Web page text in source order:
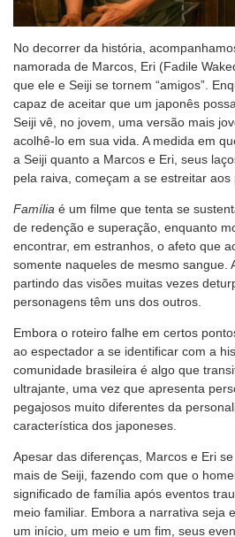
No decorrer da história,
namorada de Marcos, Eri (Fadile
que ele e Seiji se tornem “amigos”.
capaz de aceitar que um japonês
Seiji vê, no jovem, uma versão mais
acolhê-lo em sua vida. A medida em
a Seiji quanto a Marcos e Eri, seus
pela raiva, começam a se estreitar aos
Família é um filme que tenta se
de redenção e superação, enquanto
encontrar, em estranhos, o afeto que
somente naqueles de mesmo sangue.
partindo das visões muitas vezes
personagens têm uns dos outros.
Embora o roteiro falhe em certos
ao espectador a se identificar com a
comunidade brasileira é algo que
ultrajante, uma vez que apresenta
pegajosos muito diferentes da
característica dos japoneses.
Apesar das diferenças, Marcos e Eri
mais de Seiji, fazendo com que o
significado de família após eventos
meio familiar. Embora a narrativa seja
um início, um meio e um fim, seus